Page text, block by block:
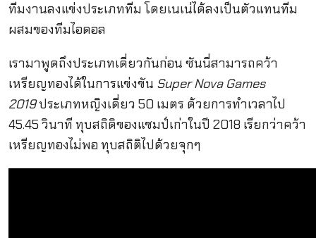
ทีมงานลงแข่งประเภททีม โดยเนเน่ได้ลงเป็นตัวแทนทีม
ผสมของทีมไอดอล
เรามาพูดถึงประเภทเดี่ยวกันก่อน ซันนี่สามารถคว้า
เหรียญทองได้ในการแข่งขัน Super Nova Games
2019ประเภทหญิงเดี่ยว 50 เมตร ด้วยการทำเวลาไป
45.45 วินาที ทุบสถิติของแชมป์เก่าในปี 2018 เรียกว่าคว้า
เหรียญทองไม่พอ ทุบสถิติไปด้วยจุกๆ